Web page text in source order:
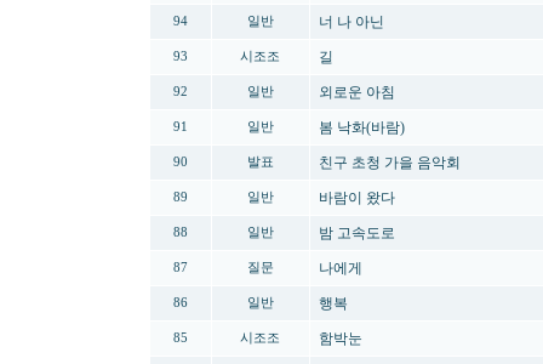
94 일반 너 나 아닌
93 시조조 길
92 일반 외로운 아침
91 일반 봄 낙화(바람)
90 발표 친구 초청 가을 음악회
89 일반 바람이 왔다
88 일반 밤 고속도로
87 질문 나에게
86 일반 행복
85 시조조 함박눈